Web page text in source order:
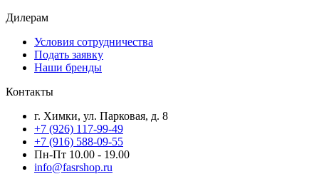
Дилерам
Условия сотрудничества
Подать заявку
Наши бренды
Контакты
г. Химки, ул. Парковая, д. 8
+7 (926) 117-99-49
+7 (916) 588-09-55
Пн-Пт 10.00 - 19.00
info@fasrshop.ru